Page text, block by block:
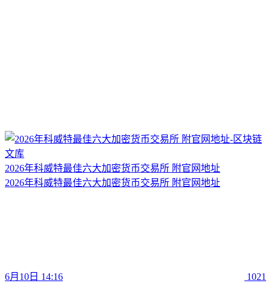
2026年科威特最佳六大加密货币交易所 附官网地址
2026年科威特最佳六大加密货币交易所 附官网地址
6月10日 14:16 1021